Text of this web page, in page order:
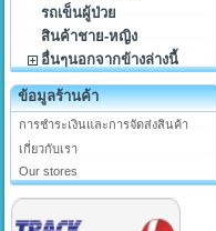
รถเข็นผู้ป่วย
สินค้าชาย-หญิง
อื่นๆนอกจากข้างล่างนี้
ข้อมูลร้านค้า
การชำระเงินและการจัดส่งสินค้า
เกี่ยวกับเรา
Our stores